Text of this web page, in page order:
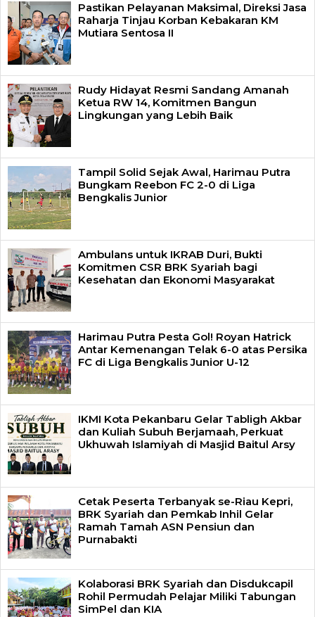
Pastikan Pelayanan Maksimal, Direksi Jasa
Raharja Tinjau Korban Kebakaran KM
Mutiara Sentosa II
Rudy Hidayat Resmi Sandang Amanah
Ketua RW 14, Komitmen Bangun
Lingkungan yang Lebih Baik
Tampil Solid Sejak Awal, Harimau Putra
Bungkam Reebon FC 2-0 di Liga
Bengkalis Junior
Ambulans untuk IKRAB Duri, Bukti
Komitmen CSR BRK Syariah bagi
Kesehatan dan Ekonomi Masyarakat
Harimau Putra Pesta Gol! Royan Hatrick
Antar Kemenangan Telak 6-0 atas Persika
FC di Liga Bengkalis Junior U-12
IKMI Kota Pekanbaru Gelar Tabligh Akbar
dan Kuliah Subuh Berjamaah, Perkuat
Ukhuwah Islamiyah di Masjid Baitul Arsy
Cetak Peserta Terbanyak se-Riau Kepri,
BRK Syariah dan Pemkab Inhil Gelar
Ramah Tamah ASN Pensiun dan
Purnabakti
Kolaborasi BRK Syariah dan Disdukcapil
Rohil Permudah Pelajar Miliki Tabungan
SimPel dan KIA